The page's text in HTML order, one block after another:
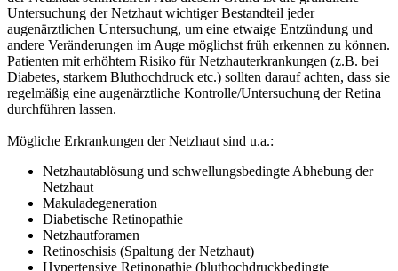
Untersuchung der Netzhaut wichtiger Bestandteil jeder
augenärztlichen Untersuchung, um eine etwaige Entzündung und
andere Veränderungen im Auge möglichst früh erkennen zu können.
Patienten mit erhöhtem Risiko für Netzhauterkrankungen (z.B. bei
Diabetes, starkem Bluthochdruck etc.) sollten darauf achten, dass sie
regelmäßig eine augenärztliche Kontrolle/Untersuchung der Retina
durchführen lassen.
Mögliche Erkrankungen der Netzhaut sind u.a.:
Netzhautablösung und schwellungsbedingte Abhebung der
Netzhaut
Makuladegeneration
Diabetische Retinopathie
Netzhautforamen
Retinoschisis (Spaltung der Netzhaut)
Hypertensive Retinopathie (bluthochdruckbedingte